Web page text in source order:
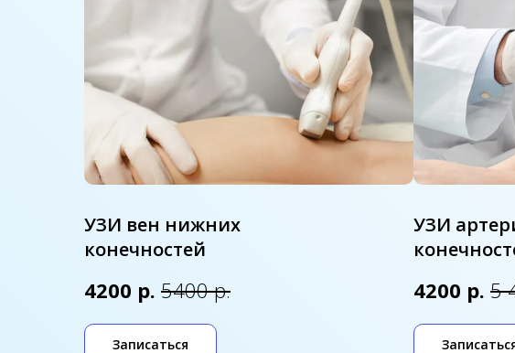
УЗИ вен нижних
конечностей
4200 р. 5400 р.
Записаться
УЗИ
4200 р. 5